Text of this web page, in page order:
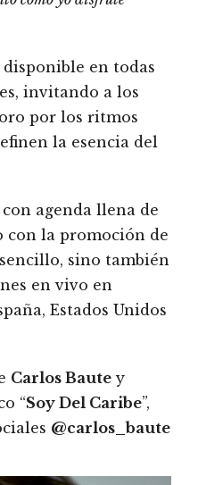
disponible en todas
invitando a los
por los ritmos
la esencia del
agenda llena de
con la promoción de
sino también
en vivo en
Estados Unidos
Carlos Baute y
“Soy Del Caribe”,
@carlos_baute